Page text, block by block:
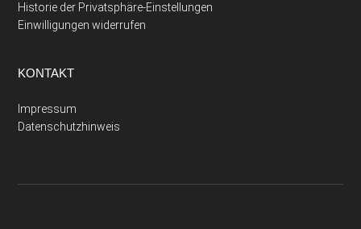
Historie der Privatsphäre-Einstellungen
Einwilligungen widerrufen
KONTAKT
Impressum
Datenschutzhinweis